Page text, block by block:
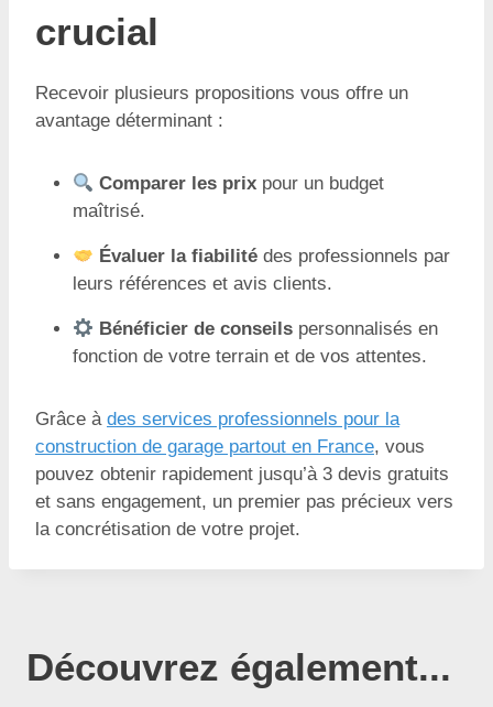
crucial
Recevoir plusieurs propositions vous offre un
avantage déterminant :
Comparer les prix pour un budget
maîtrisé.
Évaluer la fiabilité des professionnels par
leurs références et avis clients.
Bénéficier de conseils personnalisés en
fonction de votre terrain et de vos attentes.
Grâce à des services professionnels pour la
construction de garage partout en France, vous
pouvez obtenir rapidement jusqu’à 3 devis gratuits
et sans engagement, un premier pas précieux vers
la concrétisation de votre projet.
Découvrez également...